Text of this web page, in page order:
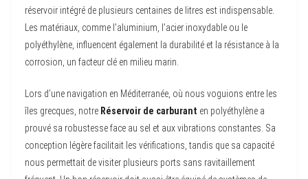
réservoir intégré de plusieurs centaines de litres est indispensable.
Les matériaux, comme l’aluminium, l’acier inoxydable ou le
polyéthylène, influencent également la durabilité et la résistance à la
corrosion, un facteur clé en milieu marin.
Lors d’une navigation en Méditerranée, où nous voguions entre les
îles grecques, notre Réservoir de carburant en polyéthylène a
prouvé sa robustesse face au sel et aux vibrations constantes. Sa
conception légère facilitait les vérifications, tandis que sa capacité
nous permettait de visiter plusieurs ports sans ravitaillement